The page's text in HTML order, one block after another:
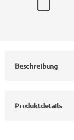
Beschreibung
Produktdetails